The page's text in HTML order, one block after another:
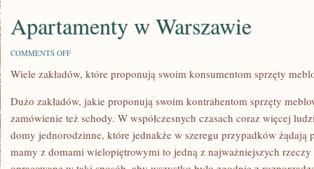
Apartamenty w Warszawie
COMMENTS OFFON
W
Wiele zakładów, które proponują swoim konsumentom sprzęty
Dużo zakładów, jakie proponują swoim kontrahentom sprzęty
zamówienie też schody. W współczesnych czasach coraz więcej
domy jednorodzinne, które jednakże w szeregu przypadków żądają
mamy z domami wielopiętrowymi to jedną z najważniejszych rzeczy